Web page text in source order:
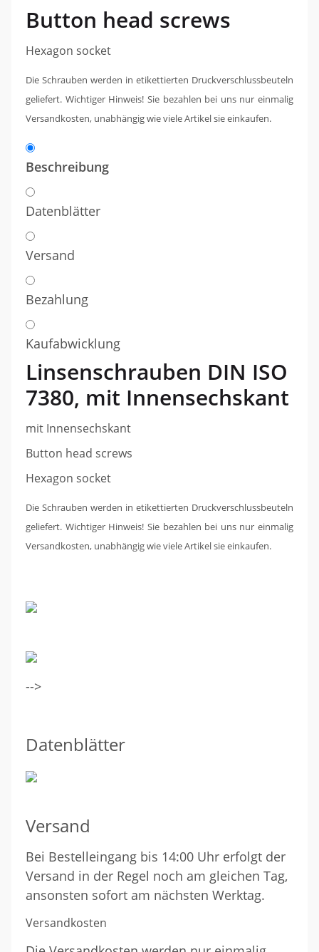
Button head screws
Hexagon socket
Die Schrauben werden in etikettierten Druckverschlussbeuteln
geliefert. Wichtiger Hinweis! Sie bezahlen bei uns nur einmalig
Versandkosten, unabhängig wie viele Artikel sie einkaufen.
Beschreibung
Datenblätter
Versand
Bezahlung
Kaufabwicklung
Linsenschrauben DIN ISO
7380, mit Innensechskant
mit Innensechskant
Button head screws
Hexagon socket
Die Schrauben werden in etikettierten Druckverschlussbeuteln
geliefert. Wichtiger Hinweis! Sie bezahlen bei uns nur einmalig
Versandkosten, unabhängig wie viele Artikel sie einkaufen.
-->
Datenblätter
Versand
Bei Bestelleingang bis 14:00 Uhr erfolgt der
Versand in der Regel noch am gleichen Tag,
ansonsten sofort am nächsten Werktag.
Versandkosten